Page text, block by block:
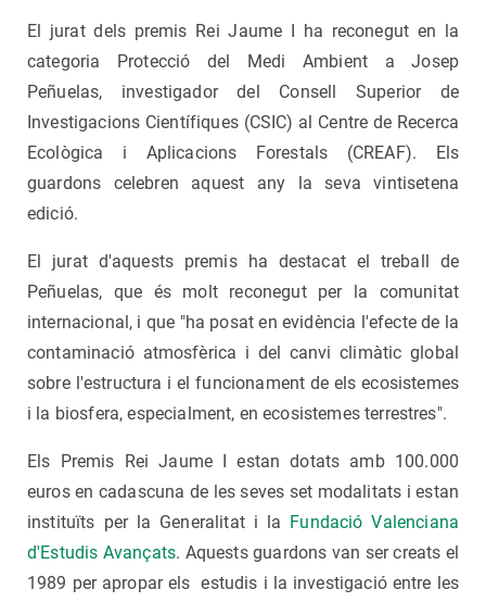
El jurat dels premis Rei Jaume I ha reconegut en la
categoria Protecció del Medi Ambient a Josep
Peñuelas, investigador del Consell Superior de
Investigacions Científiques (CSIC) al Centre de Recerca
Ecològica i Aplicacions Forestals (CREAF). Els
guardons celebren aquest any la seva vintisetena
edició.
El jurat d'aquests premis ha destacat el treball de
Peñuelas, que és molt reconegut per la comunitat
internacional, i que "ha posat en evidència l'efecte de la
contaminació atmosfèrica i del canvi climàtic global
sobre l'estructura i el funcionament de els ecosistemes
i la biosfera, especialment, en ecosistemes terrestres".
Els Premis Rei Jaume I estan dotats amb 100.000
euros en cadascuna de les seves set modalitats i estan
instituïts per la Generalitat i la Fundació Valenciana
d'Estudis Avançats. Aquests guardons van ser creats el
1989 per apropar els estudis i la investigació entre les